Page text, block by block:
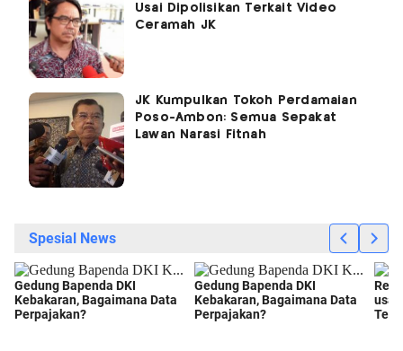
Usai Dipolisikan Terkait Video
Ceramah JK
JK Kumpulkan Tokoh Perdamaian
Poso-Ambon: Semua Sepakat
Lawan Narasi Fitnah